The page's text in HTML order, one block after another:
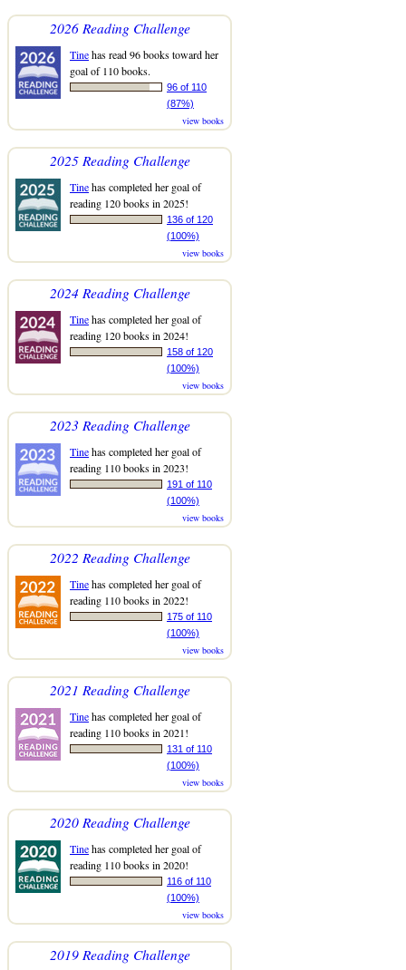
2026 Reading Challenge
Tinehas read 96 books toward her
goal of 110 books.
96 of 110
(87%)
view books
2025 Reading Challenge
Tinehas completed her goal of
reading 120 books in 2025!
136 of 120
(100%)
view books
2024 Reading Challenge
Tinehas completed her goal of
reading 120 books in 2024!
158 of 120
(100%)
view books
2023 Reading Challenge
Tinehas completed her goal of
reading 110 books in 2023!
191 of 110
(100%)
view books
2022 Reading Challenge
Tinehas completed her goal of
reading 110 books in 2022!
175 of 110
(100%)
view books
2021 Reading Challenge
Tinehas completed her goal of
reading 110 books in 2021!
131 of 110
(100%)
view books
2020 Reading Challenge
Tinehas completed her goal of
reading 110 books in 2020!
116 of 110
(100%)
view books
2019 Reading Challenge